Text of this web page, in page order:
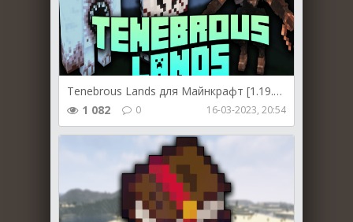
Tenebrous Lands для Майнкрафт [1.19.2, 1.18.2]
1 082
0 16-03-2023, 20:54